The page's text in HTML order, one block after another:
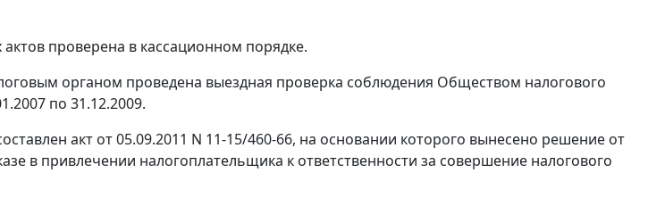
проверена в кассационном порядке.
органом проведена выездная проверка соблюдения Обществом налогового
по 31.12.2009.
акт от 05.09.2011 N 11-15/460-66, на основании которого вынесено решение от
в привлечении налогоплательщика к ответственности за совершение налогового